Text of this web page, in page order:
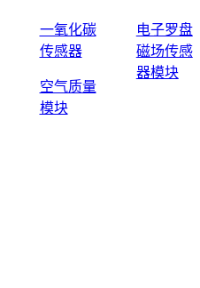
一氧化碳
传感器
空气质量
模块
电子罗盘
磁场传感
器模块